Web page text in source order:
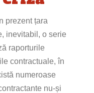
prezent țara
inevitabil, o serie
raporturile
contractuale, în
numeroase
nu-și